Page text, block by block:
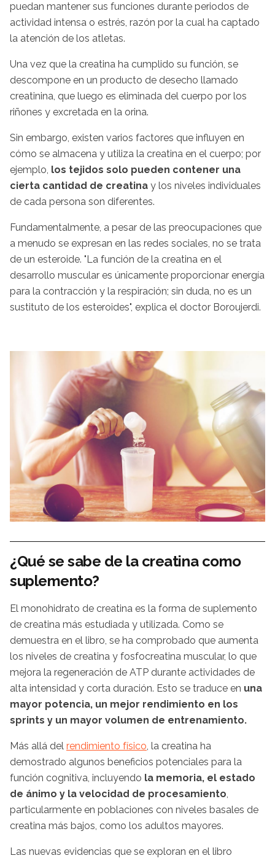
puedan mantener sus funciones durante periodos de
actividad intensa o estrés, razón por la cual ha captado
la atención de los atletas.
Una vez que la creatina ha cumplido su función, se
descompone en un producto de desecho llamado
creatinina, que luego es eliminada del cuerpo por los
riñones y excretada en la orina.
Sin embargo, existen varios factores que influyen en
cómo se almacena y utiliza la creatina en el cuerpo; por
ejemplo, los tejidos solo pueden contener una
cierta cantidad de creatina y los niveles individuales
de cada persona son diferentes.
Fundamentalmente, a pesar de las preocupaciones que
a menudo se expresan en las redes sociales, no se trata
de un esteroide. "La función de la creatina en el
desarrollo muscular es únicamente proporcionar energía
para la contracción y la respiración; sin duda, no es un
sustituto de los esteroides", explica el doctor Boroujerdi.
¿Qué se sabe de la creatina como
suplemento?
El monohidrato de creatina es la forma de suplemento
de creatina más estudiada y utilizada. Como se
demuestra en el libro, se ha comprobado que aumenta
los niveles de creatina y fosfocreatina muscular, lo que
mejora la regeneración de ATP durante actividades de
alta intensidad y corta duración. Esto se traduce en una
mayor potencia, un mejor rendimiento en los
sprints y un mayor volumen de entrenamiento.
Más allá del rendimiento físico, la creatina ha
demostrado algunos beneficios potenciales para la
función cognitiva, incluyendo la memoria, el estado
de ánimo y la velocidad de procesamiento,
particularmente en poblaciones con niveles basales de
creatina más bajos, como los adultos mayores.
Las nuevas evidencias que se exploran en el libro